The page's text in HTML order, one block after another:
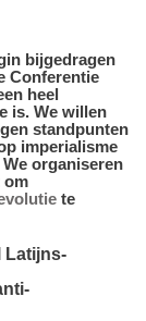
bijgedragen
Conferentie
heel
is. We willen
standpunten
imperialisme
We organiseren
om
te
Latijns-